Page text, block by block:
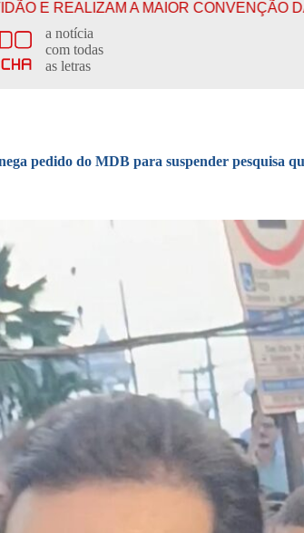
CONVENÇÃO DA HISTÓRIA DA
a notícia
com todas
as letras
pedido do MDB para suspender pesquisa